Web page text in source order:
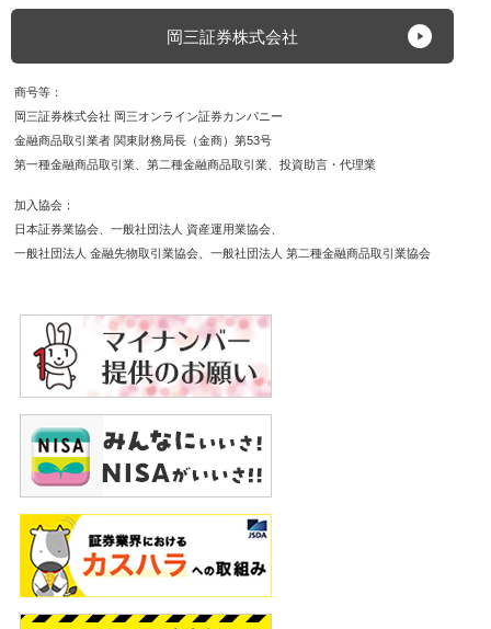
岡三証券株式会社
商号等
岡三証券株式会社 岡三オンライン証券カンパニー
金融商品取引業者 関東財務局長（金商）第53号
第一種金融商品取引業
第二種金融商品取引業 投資助言・代理業
加入協会
日本証券業協会
一般社団法人 資産運用業協会
一般社団法人 金融先物取引業協会
一般社団法人 第二種金融商品取引業協会